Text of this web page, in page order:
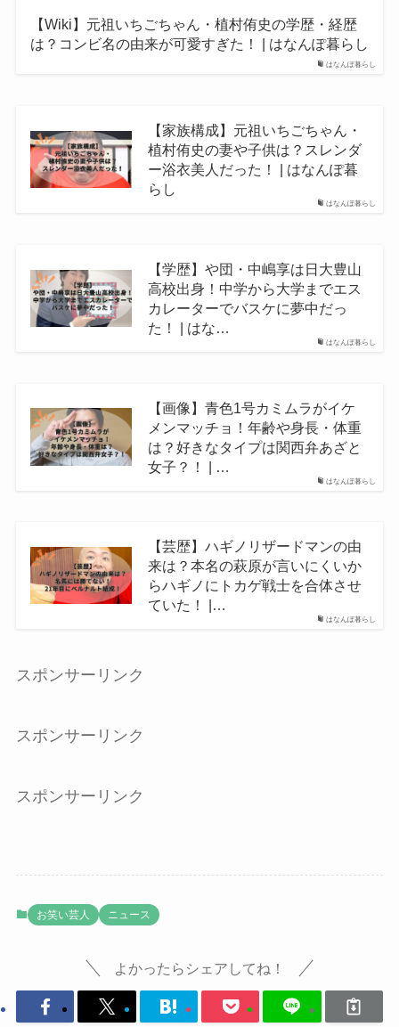
はなんぽ暮らし
【Wiki】元祖いちごちゃん・植村侑史の学歴・経歴
は？コンビ名の由来が可愛すぎた！ | はなんぽ暮らし
はなんぽ暮らし
【家族構成】元祖いちごちゃん・
植村侑史の妻や子供は？スレンダ
ー浴衣美人だった！ | はなんぽ暮
らし
はなんぽ暮らし
【学歴】や団・中嶋享は日大豊山
高校出身！中学から大学までエス
カレーターでバスケに夢中だっ
た！ | はな…
はなんぽ暮らし
【画像】青色1号カミムラがイケ
メンマッチョ！年齢や身長・体重
は？好きなタイプは関西弁あざと
女子？！ | …
はなんぽ暮らし
【芸歴】ハギノリザードマンの由
来は？本名の萩原が言いにくいか
らハギノにトカゲ戦士を合体させ
ていた！ |…
スポンサーリンク
スポンサーリンク
スポンサーリンク
お笑い芸人 ニュース
よかったらシェアしてね！